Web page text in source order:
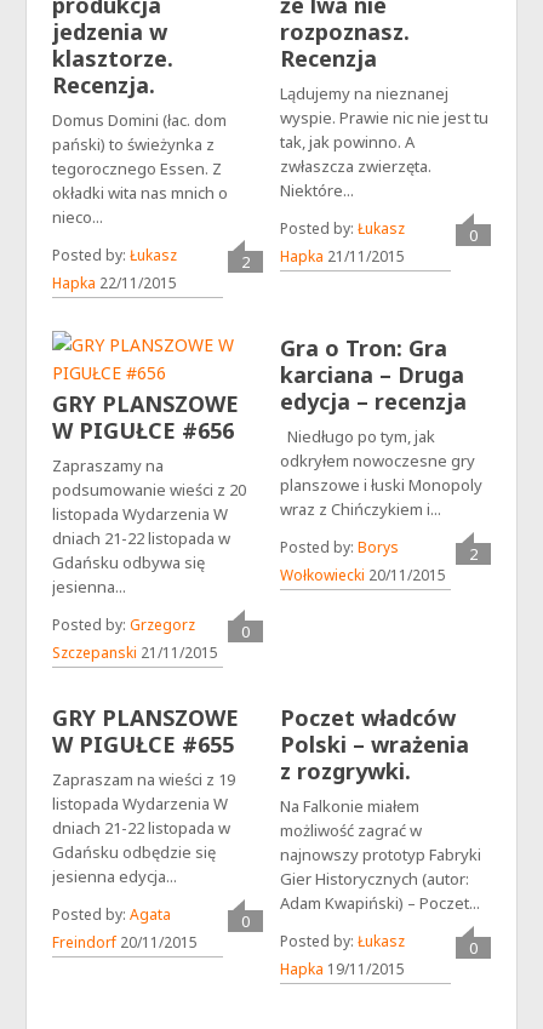
jedzenia w
klasztorze.
Recenzja.
Domus Domini (łac. dom
pański) to świeżynka z
tegorocznego Essen. Z
okładki wita nas mnich o
nieco...
Posted by: Łukasz
Hapka 22/11/2015
2
rozpoznasz.
Recenzja
Lądujemy na nieznanej
wyspie. Prawie nic nie jest tu
tak, jak powinno. A
zwłaszcza zwierzęta.
Niektóre...
Posted by:Łukasz
Hapka 21/11/2015
0
GRY PLANSZOWE
W PIGUŁCE #656
Zapraszamy na
podsumowanie wieści z 20
listopada Wydarzenia W
dniach 21-22 listopada w
Gdańsku odbywa się
jesienna...
Posted by: Grzegorz
Szczepanski 21/11/2015
0
Gra o Tron: Gra
karciana – Druga
edycja – recenzja
Niedługo po tym, jak
odkryłem nowoczesne gry
planszowe i łuski Monopoly
wraz z Chińczykiem i...
Posted by:Borys
Wołkowiecki 20/11/2015
2
GRY PLANSZOWE
W PIGUŁCE #655
Zapraszam na wieści z 19
listopada Wydarzenia W
dniach 21-22 listopada w
Gdańsku odbędzie się
jesienna edycja...
Posted by: Agata
Freindorf 20/11/2015
0
Poczet władców
Polski – wrażenia
z rozgrywki.
Na Falkonie miałem
możliwość zagrać w
najnowszy prototyp Fabryki
Gier Historycznych (autor:
Adam Kwapiński) – Poczet...
Posted by:Łukasz
Hapka 19/11/2015
0